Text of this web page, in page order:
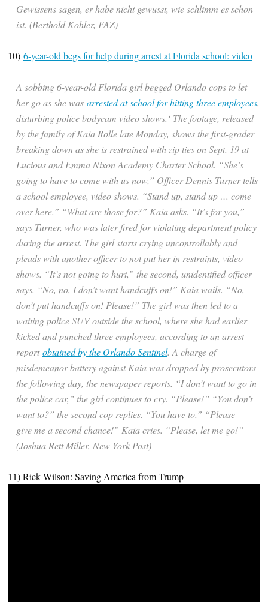
Gewissens sagen, er habe nicht gewusst, wie schlimm es schon
ist. (Berthold Kohler, FAZ)
10) 6-year-old begs for help during arrest at Florida school: video
A sobbing 6-year-old Florida girl begged Orlando cops to let
her go as she was arrested at school for hitting three employees,
disturbing police bodycam video shows.‘ The footage, released
by the family of Kaia Rolle late Monday, shows the first-grader
breaking down as she is restrained with zip ties on Sept. 19 at
Lucious and Emma Nixon Academy Charter School. “She’s
going to have to come with us now,” Officer Dennis Turner tells
a school employee, video shows. “Stand up, stand up … come
over here.” “What are those for?” Kaia asks. “It’s for you,”
says Turner, who was later fired for violating department policy
during the arrest. The girl starts crying uncontrollably and
pleads with another officer to not put her in restraints, video
shows. “It’s not going to hurt,” the second, unidentified officer
says. “No, no, I don’t want handcuffs on!” Kaia wails. “No,
don’t put handcuffs on! Please!” The girl was then led to a
waiting police SUV outside the school, where she had earlier
kicked and punched three employees, according to an arrest
reportobtained by the Orlando Sentinel. A charge of
misdemeanor battery against Kaia was dropped by prosecutors
the following day, the newspaper reports. “I don’t want to go in
the police car,” the girl continues to cry. “Please!” “You don’t
want to?” the second cop replies. “You have to.” “Please —
give me a second chance!” Kaia cries. “Please, let me go!”
(Joshua Rett Miller, New York Post)
11) Rick Wilson: Saving America from Trump